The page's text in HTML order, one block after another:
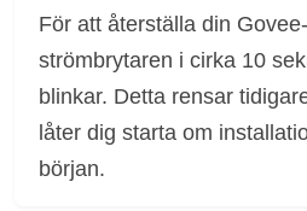
För att återställa din
strömbrytaren i cirka 10
blinkar. Detta rensar
låter dig starta om
början.